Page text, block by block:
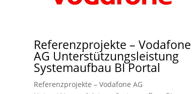
Referenzprojekte – Vodafone
AG Unterstützungsleistung
Systemaufbau BI Portal
Referenzprojekte – Vodafone AG